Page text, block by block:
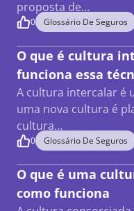
proposta de…
0 Glossário De Seguros
O que é cultura
funciona essa
A cultura intercalar é
uma nova cultura é
cultura…
0 Glossário De Seguros
O que é uma
como funciona